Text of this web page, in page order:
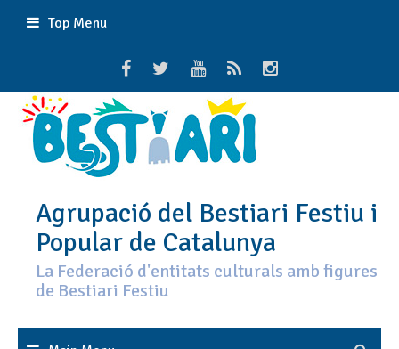
Top Menu
Agrupació del Bestiari Festiu i
Popular de Catalunya
La Federació d'entitats culturals amb figures
de Bestiari Festiu